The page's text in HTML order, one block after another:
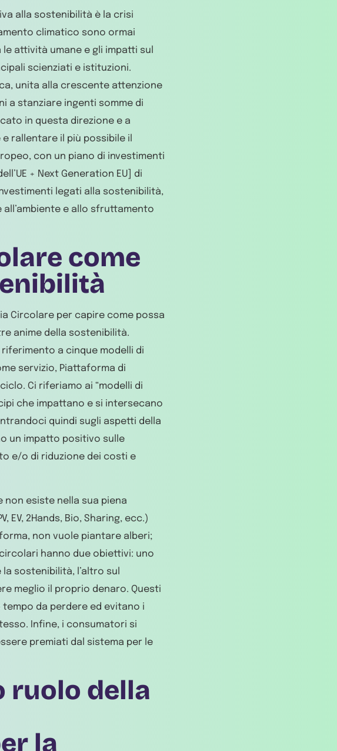
alla sostenibilità è la crisi
climatico sono ormai
attività umane e gli impatti sul
scienziati e istituzioni.
unita alla crescente attenzione
a stanziare ingenti somme di
in questa direzione e a
rallentare il più possibile il
con un piano di investimenti
+ Next Generation EU] di
legati alla sostenibilità,
e allo sfruttamento
come
Circolare per capire come possa
anime della sostenibilità.
a cinque modelli di
servizio, Piattaforma di
Ci riferiamo ai “modelli di
che impattano e si intersecano
quindi sugli aspetti della
un impatto positivo sulle
e/o di riduzione dei costi e
esiste nella sua piena
2Hands, Bio, Sharing, ecc.)
non vuole piantare alberi;
hanno due obiettivi: uno
sostenibilità, l’altro sul
meglio il proprio denaro. Questi
da perdere ed evitano i
Infine, i consumatori si
premiati dal sistema per le
ruolo della
la